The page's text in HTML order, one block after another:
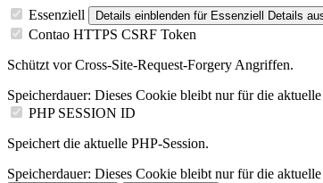
Essenziell Details einblenden für Essenziell Details
Contao HTTPS CSRF Token
Schützt vor Cross-Site-Request-Forgery Angriffen.
Speicherdauer: Dieses Cookie bleibt nur für die
PHP SESSION ID
Speichert die aktuelle PHP-Session.
Speicherdauer: Dieses Cookie bleibt nur für die